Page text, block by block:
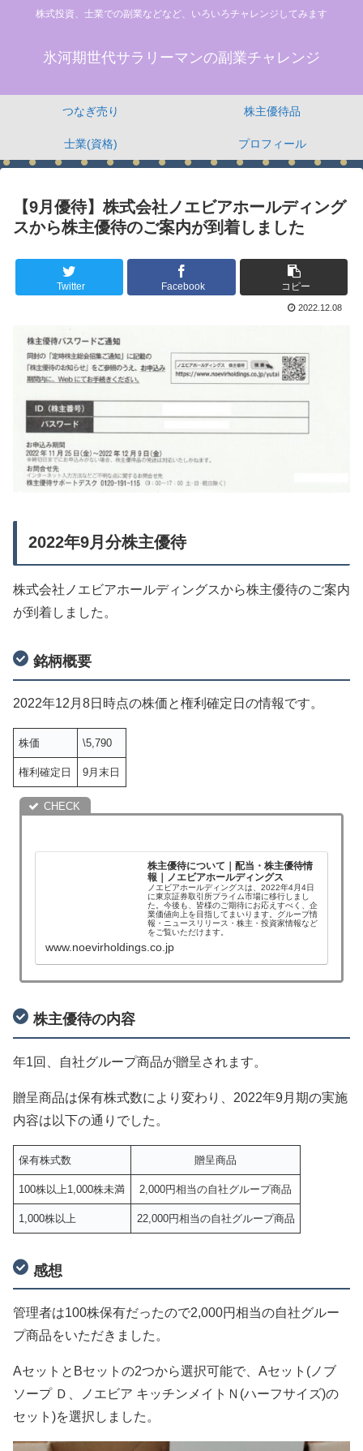
株式投資、士業での副業などなど、いろいろチャレンジしてみます
氷河期世代サラリーマンの副業チャレンジ
つなぎ売り 株主優待品
士業(資格) プロフィール
【9月優待】株式会社ノエビアホールディング
スから株主優待のご案内が到着しました
Twitter Facebook コピー
2022.12.08
2022年9月分株主優待
株式会社ノエビアホールディングスから株主優待のご案内
が到着しました。
銘柄概要
2022年12月8日時点の株価と権利確定日の情報です。
株価 \5,790
権利確定日 9月末日
株主優待について｜配当・株主優待情
報｜ノエビアホールディングス
ノエビアホールディングスは、2022年4月4日
に東京証券取引所プライム市場に移行しまし
た。今後も、皆様のご期待にお応えすべく、企
業価値向上を目指してまいります。グループ情
報・ニュースリリース・株主・投資家情報など
をご覧いただけます。
www.noevirholdings.co.jp
株主優待の内容
年1回、自社グループ商品が贈呈されます。
贈呈商品は保有株式数により変わり、2022年9月期の実施
内容は以下の通りでした。
保有株式数 贈呈商品
100株以上1,000株未満 2,000円相当の自社グループ商品
1,000株以上 22,000円相当の自社グループ商品
感想
管理者は100株保有だったので2,000円相当の自社グルー
プ商品をいただきました。
AセットとBセットの2つから選択可能で、Aセット(ノブ
ソープ Ｄ、ノエビア キッチンメイトＮ(ハーフサイズ)の
セット)を選択しました。